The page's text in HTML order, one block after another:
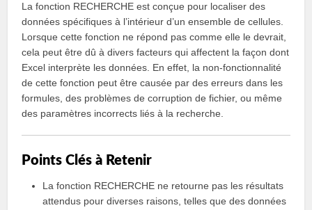
La fonction RECHERCHE est conçue pour localiser des
données spécifiques à l’intérieur d’un ensemble de cellules.
Lorsque cette fonction ne répond pas comme elle le devrait,
cela peut être dû à divers facteurs qui affectent la façon dont
Excel interprète les données. En effet, la non-fonctionnalité
de cette fonction peut être causée par des erreurs dans les
formules, des problèmes de corruption de fichier, ou même
des paramètres incorrects liés à la recherche.
Points Clés à Retenir
La fonction RECHERCHE ne retourne pas les résultats
attendus pour diverses raisons, telles que des données